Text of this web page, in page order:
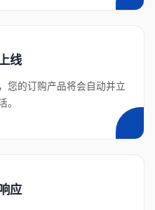
线
您的订购产品将会自动并立
。
应